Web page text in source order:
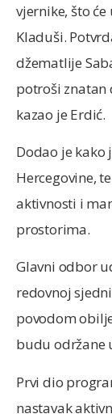
vjernike, što
Kladuši.
džematlije
potroši znatan
kazao je Erdić.
Dodao je kako
Hercegovine,
aktivnosti i
prostorima.
Glavni odbor
redovnoj
povodom
budu održane
Prvi dio
nastavak